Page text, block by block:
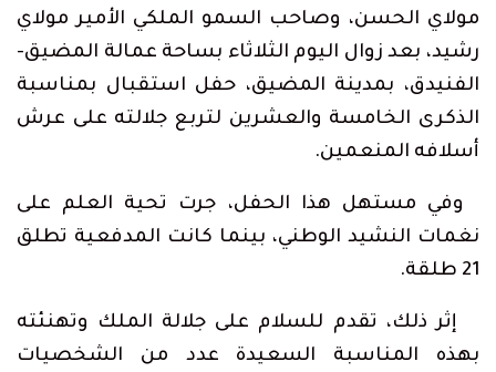
مولاي الحسن، وصاحب السمو الملكي الأمير مولاي
رشيد، بعد زوال اليوم الثلاثاء بساحة عمالة المضيق-
الفنيدق، بمدينة المضيق، حفل استقبال بمناسبة
الذكرى الخامسة والعشرين لتربع جلالته على عرش
أسلافه المنعمين.
وفي مستهل هذا الحفل، جرت تحية العلم على
نغمات النشيد الوطني، بينما كانت المدفعية تطلق
21 طلقة.
إثر ذلك، تقدم للسلام على جلالة الملك وتهنئته
بهذه المناسبة السعيدة عدد من الشخصيات